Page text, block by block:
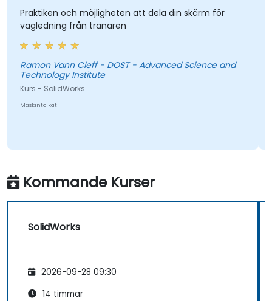
Praktiken och möjligheten att dela din skärm för
vägledning från tränaren
Ramon Vann Cleff - DOST - Advanced Science and
Technology Institute
Kurs - SolidWorks
Maskintolkat
Kommande Kurser
SolidWorks
2026-09-28 09:30
14 timmar